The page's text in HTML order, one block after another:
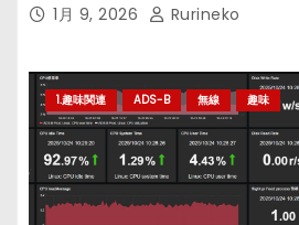
1月 9, 2026 Rurineko
1.趣味関連 ADS-B 無線 趣味